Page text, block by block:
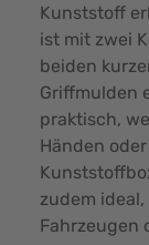
Kunststoff
ist mit zwei
beiden
Griffmulden
praktisch,
Händen
zudem
Fahrzeugen